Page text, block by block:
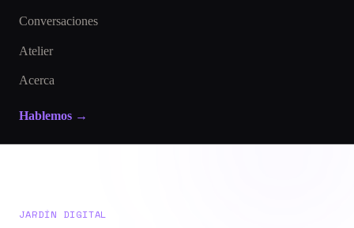
Conversaciones
Atelier
Acerca
Hablemos →
JARDÍN DIGITAL